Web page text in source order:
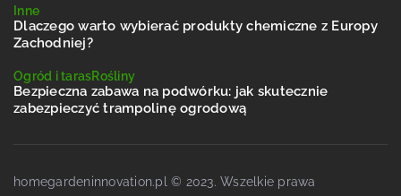
Inne
Dlaczego warto wybierać produkty chemiczne z Europy
Zachodniej?
Ogród i tarasRośliny
Bezpieczna zabawa na podwórku: jak skutecznie
zabezpieczyć trampolinę ogrodową
homegardeninnovation.pl © 2023. Wszelkie prawa